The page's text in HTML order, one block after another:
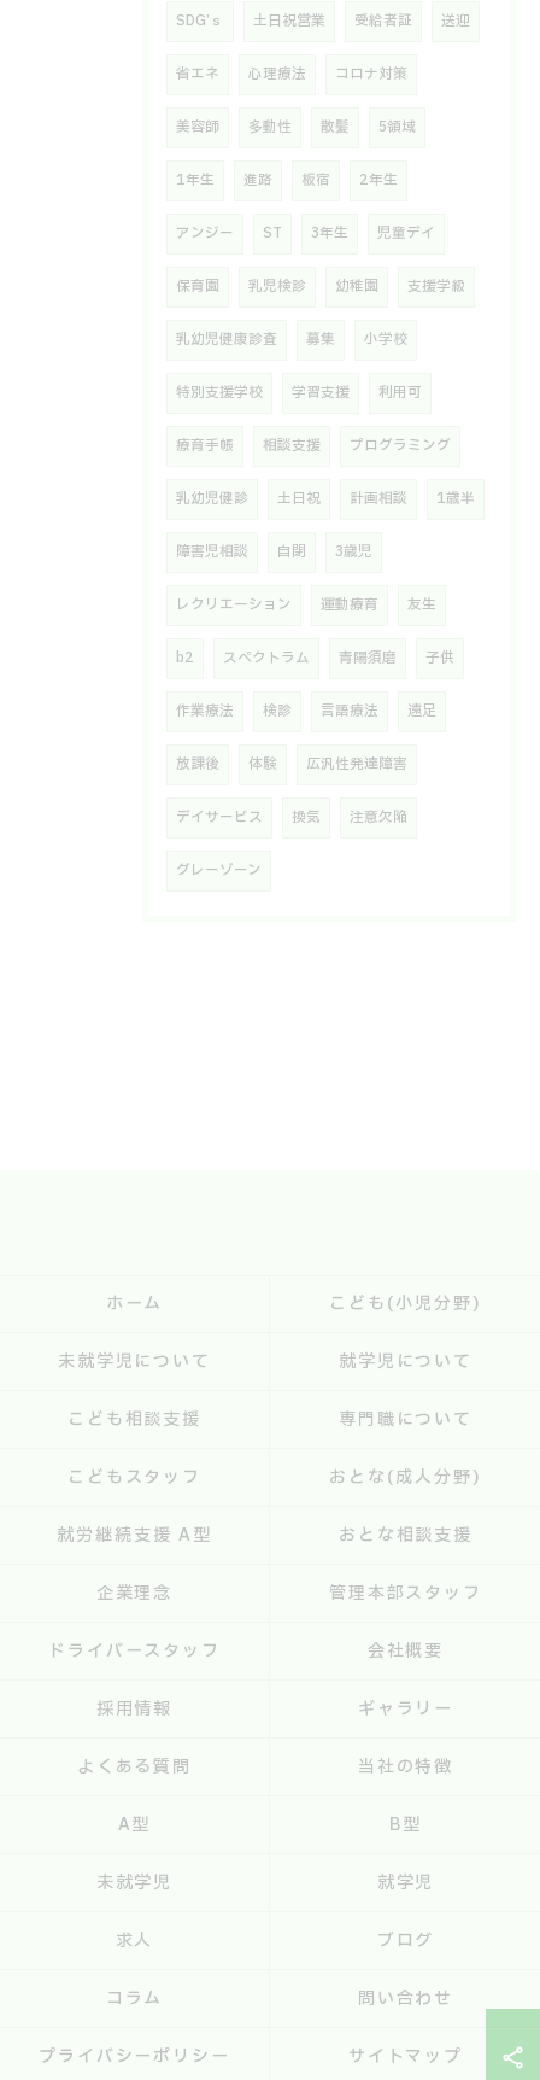
SDG’ｓ 土日祝営業 受給者証 送迎
省エネ 心理療法 コロナ対策
美容師 多動性 散髪 5領域
1年生 進路 板宿 2年生
アンジー ST 3年生 児童デイ
保育園 乳児検診 幼稚園 支援学級
乳幼児健康診査 募集 小学校
特別支援学校 学習支援 利用可
療育手帳 相談支援 プログラミング
乳幼児健診 土日祝 計画相談 1歳半
障害児相談 自閉 3歳児
レクリエーション 運動療育 友生
b2 スペクトラム 青陽須磨 子供
作業療法 検診 言語療法 遠足
放課後 体験 広汎性発達障害
デイサービス 換気 注意欠陥
グレーゾーン
ホーム こども(小児分野)
未就学児について 就学児について
こども相談支援 専門職について
こどもスタッフ おとな(成人分野)
就労継続支援 A型 おとな相談支援
企業理念 管理本部スタッフ
ドライバースタッフ 会社概要
採用情報 ギャラリー
よくある質問 当社の特徴
A型 B型
未就学児 就学児
求人 ブログ
コラム 問い合わせ
プライバシーポリシー サイトマップ